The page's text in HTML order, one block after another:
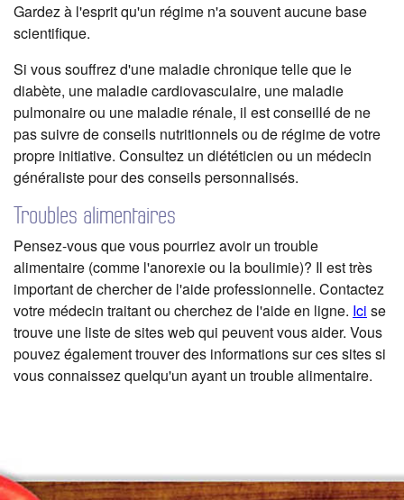
Gardez à l'esprit qu'un régime n'a souvent aucune base
scientifique.
Si vous souffrez d'une maladie chronique telle que le
diabète, une maladie cardiovasculaire, une maladie
pulmonaire ou une maladie rénale, il est conseillé de ne
pas suivre de conseils nutritionnels ou de régime de votre
propre initiative. Consultez un diététicien ou un médecin
généraliste pour des conseils personnalisés.
Troubles alimentaires
Pensez-vous que vous pourriez avoir un trouble
alimentaire (comme l'anorexie ou la boulimie)? Il est très
important de chercher de l'aide professionnelle. Contactez
votre médecin traitant ou cherchez de l'aide en ligne. Ici se
trouve une liste de sites web qui peuvent vous aider. Vous
pouvez également trouver des informations sur ces sites si
vous connaissez quelqu'un ayant un trouble alimentaire.